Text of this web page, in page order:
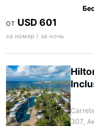
ОТ USD 601
за номер / за ночь
307,